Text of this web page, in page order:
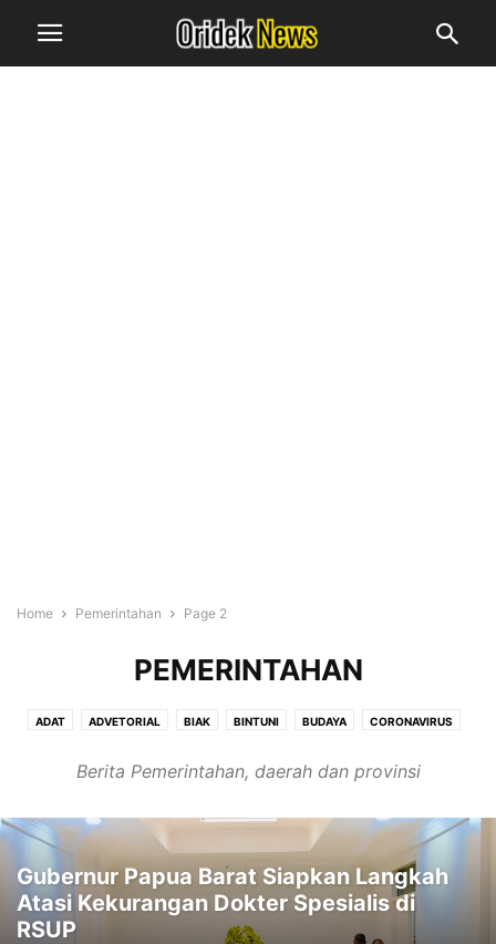
Home Pemerintahan Page 2
PEMERINTAHAN
ADAT ADVETORIAL BIAK BINTUNI BUDAYA CORONAVIRUS
EKONOMI & BISNIS FAKFAK HEALTH HUKUM JAYAPURA
LAINNYA MAMBERAMO RAYA
MANOKWARI MANOKWARI SELATAN MAYBRAT NASIONAL NBA
NEWS NFL OPINI WARGA PAPUA PAPUA BARAT
PARIWISATA
Berita Pemerintahan, daerah dan provinsi
Gubernur Papua Barat Siapkan Langkah
Atasi Kekurangan Dokter Spesialis di
RSUP